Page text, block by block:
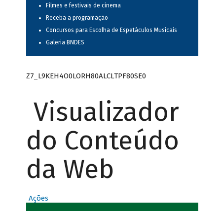
Filmes e festivais de cinema
Receba a programação
Concursos para Escolha de Espetáculos Musicais
Galeria BNDES
Z7_L9KEH4O0LORH80ALCLTPF80SE0
Visualizador
do Conteúdo
da Web
Ações